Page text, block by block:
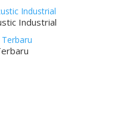
Industrial